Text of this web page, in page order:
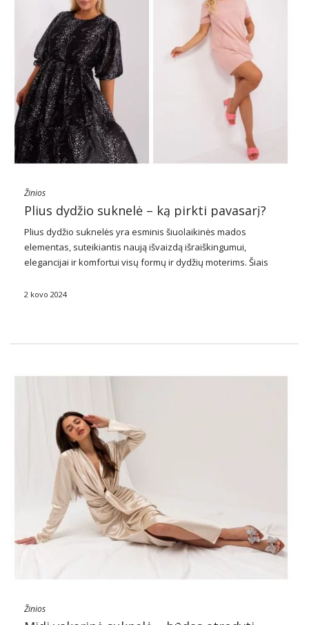
Žinios
Plius dydžio suknelė – ką pirkti pavasarį?
Plius dydžio suknelės yra esminis šiuolaikinės mados
elementas, suteikiantis naują išvaizdą išraiškingumui,
elegancijai ir komfortui visų formų ir dydžių moterims. Šiais
ankstesniais dešimtmečiais, pabrėžiant teigiamą kūno
2 kovo 2024
Žinios